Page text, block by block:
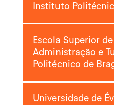
Instituto
Escola Superior
Administração e
Politécnico de
Universidade de